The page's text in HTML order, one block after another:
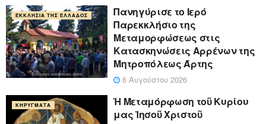
ΕΚΚΛΗΣΊΑ ΤΗΣ ΕΛΛΆΔΟΣ
Πανηγύρισε το Ιερό
Παρεκκλήσιο της
Μεταμορφώσεως στις
Κατασκηνώσεις Αρρένων της
Μητροπόλεως Άρτης
6 Αυγούστου 2026
ΚΗΡΎΓΜΑΤΑ
Ἡ Μεταμόρφωση τοῦ Κυρίου
μας Ἰησοῦ Χριστοῦ